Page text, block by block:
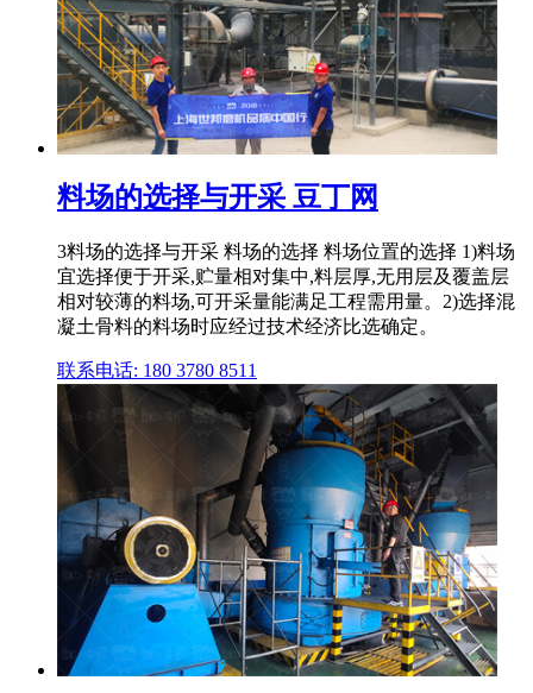
料场的选择与开采 豆丁网
3料场的选择与开采 料场的选择 料场位置的选择 1)料场
宜选择便于开采,贮量相对集中,料层厚,无用层及覆盖层
相对较薄的料场,可开采量能满足工程需用量。2)选择混
凝土骨料的料场时应经过技术经济比选确定。
联系电话: 180 3780 8511